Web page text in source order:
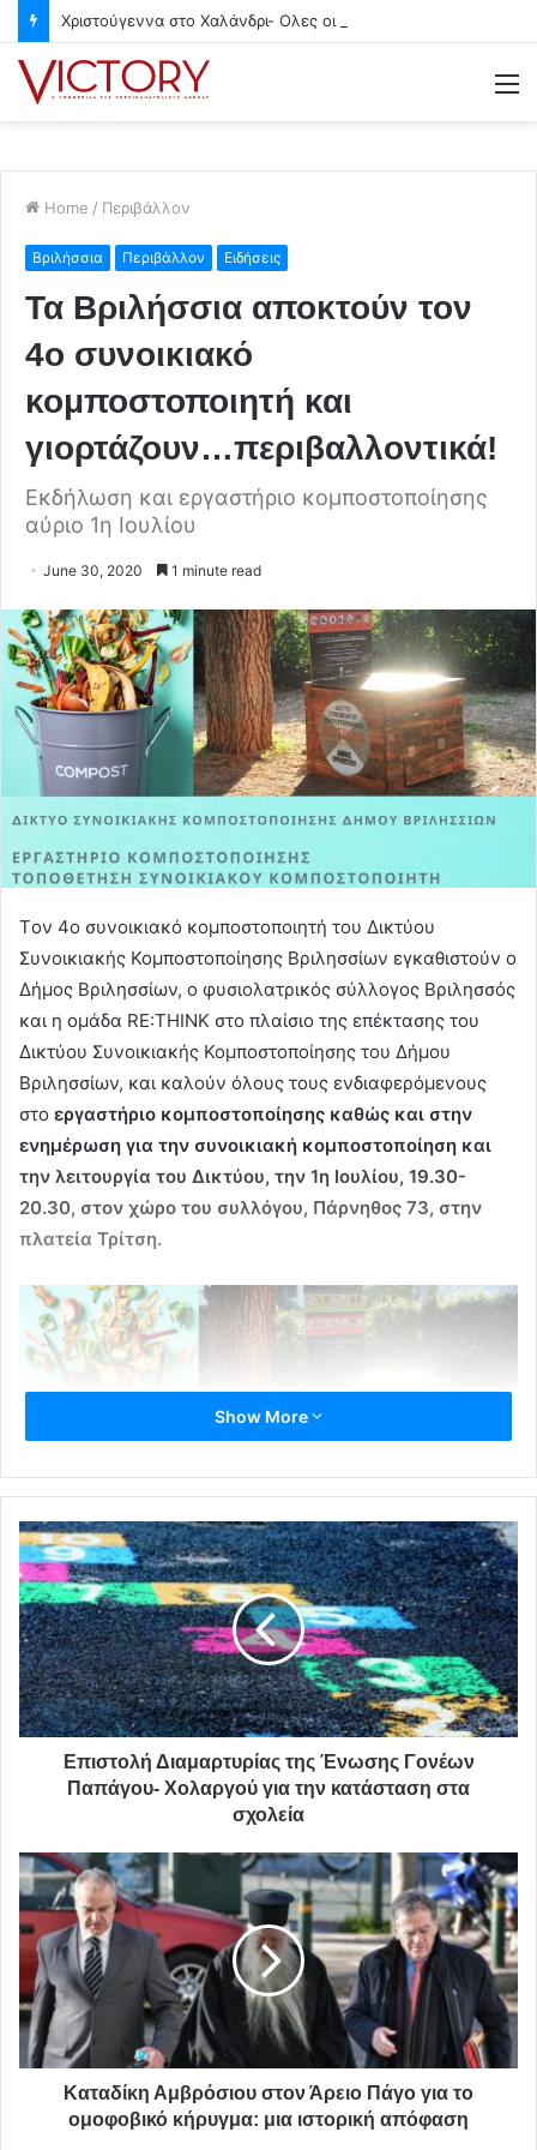
Home / Περιβάλλον
Βριλήσσια Περιβάλλον Ειδήσεις
Τα Βριλήσσια αποκτούν τον
4ο συνοικιακό
κομποστοποιητή και
γιορτάζουν…περιβαλλοντικά!
Εκδήλωση και εργαστήριο κομποστοποίησης
αύριο 1η Ιουλίου
June 30, 2020 1 minute read
Tον 4ο συνοικιακό κομποστοποιητή του Δικτύου
Συνοικιακής Κομποστοποίησης Βριλησσίων εγκαθιστούν ο
Δήμος Βριλησσίων, ο φυσιολατρικός σύλλογος Βριλησσός
και η ομάδα RE:THINK στο πλαίσιο της επέκτασης του
Δικτύου Συνοικιακής Κομποστοποίησης του Δήμου
Βριλησσίων, και καλούν όλους τους ενδιαφερόμενους
στο εργαστήριο κομποστοποίησης καθώς και στην
ενημέρωση για την συνοικιακή κομποστοποίηση και
την λειτουργία του Δικτύου, την 1η Ιουλίου, 19.30-
20.30, στον χώρο του συλλόγου, Πάρνηθος 73, στην
πλατεία Τρίτση.
Με ένα φρέσκο εργαστήριο κομποστοποίησης μάζι με
διανομή παραδοσιακών σπόρων, ξεκινά και πάλι τις
εργασίες του το Δικτυο Συνοικιακής Κομποστοποίησης
Show More
Επιστολή Διαμαρτυρίας της Ένωσης Γονέων
Παπάγου- Χολαργού για την κατάσταση στα
σχολεία
Καταδίκη Αμβρόσιου στον Άρειο Πάγο για το
ομοφοβικό κήρυγμα: μια ιστορική απόφαση